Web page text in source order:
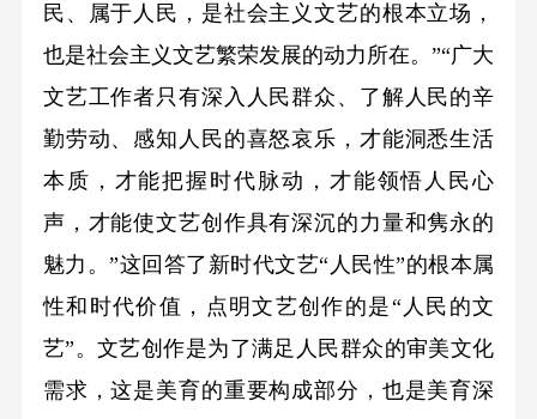
民、属于人民，是社会主义文艺的根本立场，
也是社会主义文艺繁荣发展的动力所在。”“广大
文艺工作者只有深入人民群众、了解人民的辛
勤劳动、感知人民的喜怒哀乐，才能洞悉生活
本质，才能把握时代脉动，才能领悟人民心
声，才能使文艺创作具有深沉的力量和隽永的
魅力。”这回答了新时代文艺“人民性”的根本属
性和时代价值，点明文艺创作的是“人民的文
艺”。文艺创作是为了满足人民群众的审美文化
需求，这是美育的重要构成部分，也是美育深